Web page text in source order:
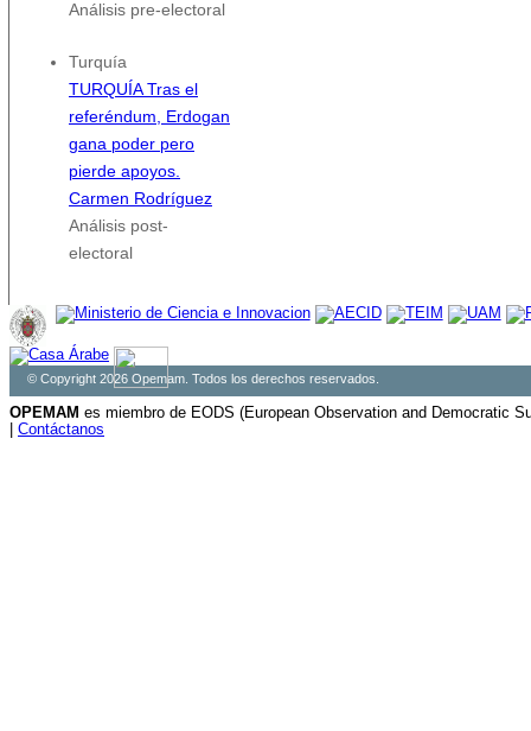
Análisis pre-electoral
Turquía
TURQUÍA Tras el
referéndum, Erdogan
gana poder pero
pierde apoyos.
Carmen Rodríguez
Análisis post-
electoral
OPEMAM es miembro de EODS (European Observation and Democratic
Contáctanos
© Copyright 2026 Opemam. Todos los derechos reservados.